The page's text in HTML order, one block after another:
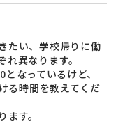
たい、学校帰りに働
異なります。
なっているけど、
る時間を教えてくだ
す。